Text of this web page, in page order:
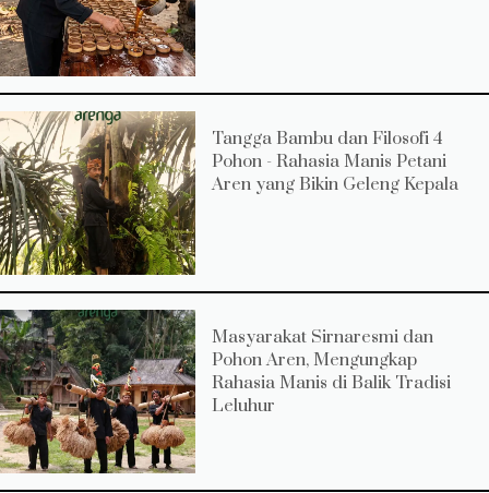
Tangga Bambu dan Filosofi 4
Pohon - Rahasia Manis Petani
Aren yang Bikin Geleng Kepala
Masyarakat Sirnaresmi dan
Pohon Aren, Mengungkap
Rahasia Manis di Balik Tradisi
Leluhur